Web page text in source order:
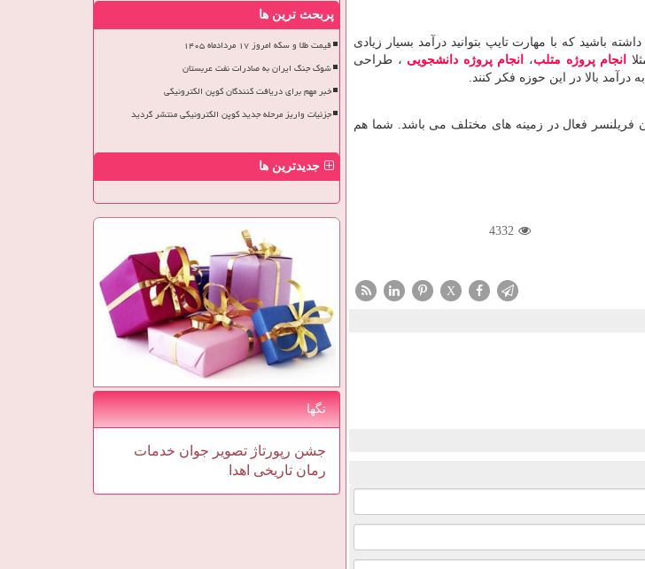
باشید که با مهارت تایپ بتوانید درآمد بسیار زیادی
انجام پروژه متلب، انجام پروژه دانشجویی ، طراحی
درآمد بالا در این حوزه فکر کنند.
فریلنسر فعال در زمینه های مختلف می باشد. شما هم
4332
X
پربحث ترین ها
قیمت طلا و سکه امروز ۱۷ مردادماه ۱۴۰۵
شوک جنگ ایران به صادرات نفت عربستان
خبر مهم برای دریافت کنندگان کوپن الکترونیکی
جزئیات واریز مرحله جدید کوپن الکترونیکی منتشر گردید
جدیدترین ها
تگها
جشن رپورتاژ تصویر جوان خدمات
رمان تاریخی اهدا